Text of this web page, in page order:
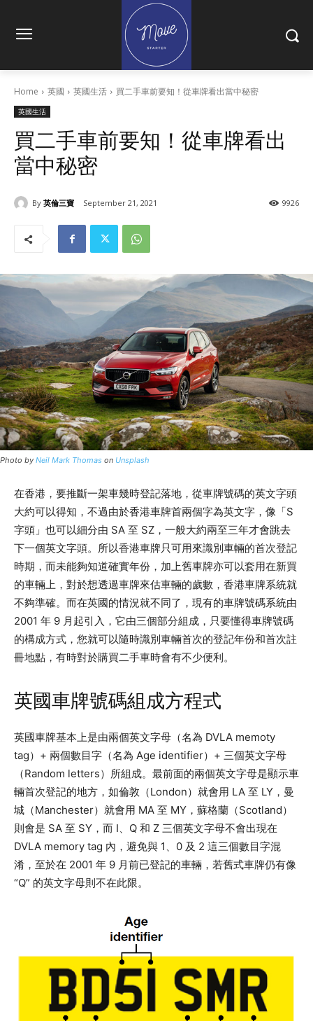
Home 英國 英國生活 買二手車前要知！從車牌看出當中秘密
英國生活
買二手車前要知！從車牌看出
當中秘密
By 英倫三寶 September 21, 2021 9926
Photo by Neil Mark Thomas on Unsplash
在香港，要推斷一架車幾時登記落地，從車牌號碼的英文字頭
大約可以得知，不過由於香港車牌首兩個字為英文字，像「S
字頭」也可以細分由 SA 至 SZ，一般大約兩至三年才會跳去
下一個英文字頭。所以香港車牌只可用來識別車輛的首次登記
時期，而未能夠知道確實年份，加上舊車牌亦可以套用在新買
的車輛上，對於想透過車牌來估車輛的歲數，香港車牌系統就
不夠準確。而在英國的情況就不同了，現有的車牌號碼系統由
2001 年 9 月起引入，它由三個部分組成，只要懂得車牌號碼
的構成方式，您就可以隨時識別車輛首次的登記年份和首次註
冊地點，有時對於購買二手車時會有不少便利。
英國車牌號碼組成方程式
英國車牌基本上是由兩個英文字母（名為 DVLA memoty
tag）+ 兩個數目字（名為 Age identifier）+ 三個英文字母
（Random letters）所組成。最前面的兩個英文字母是顯示車
輛首次登記的地方，如倫敦（London）就會用 LA 至 LY，曼
城（Manchester）就會用 MA 至 MY，蘇格蘭（Scotland）
則會是 SA 至 SY，而 I、Q 和 Z 三個英文字母不會出現在
DVLA memory tag 內，避免與 1、0 及 2 這三個數目字混
淆，至於在 2001 年 9 月前已登記的車輛，若舊式車牌仍有像
“Q” 的英文字母則不在此限。